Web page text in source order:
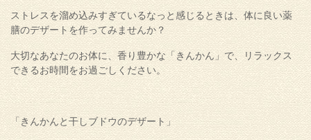
ストレスを溜め込みすぎているなっと感じるときは、体に良い薬
膳のデザートを作ってみませんか？
大切なあなたのお体に、香り豊かな「きんかん」で、リラックス
できるお時間をお過ごしください。
「きんかんと干しブドウのデザート」